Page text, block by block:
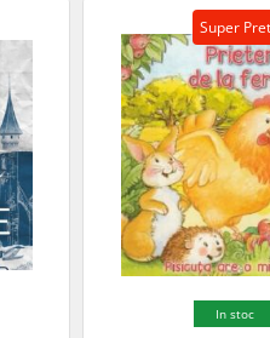
Super Pret
In stoc